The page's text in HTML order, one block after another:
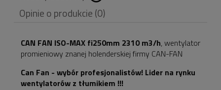
Cena nie zawiera
ewentualnych kosztów
płatności
Opinie o produkcie (0)
CAN FAN ISO-MAX fi250mm 2310 m3/h,wentylator
promieniowy znanej holenderskiej firmy CAN-FAN
Can Fan - wybór profesjonalistów! Lider na rynku
wentylatorów z tłumikiem !!!